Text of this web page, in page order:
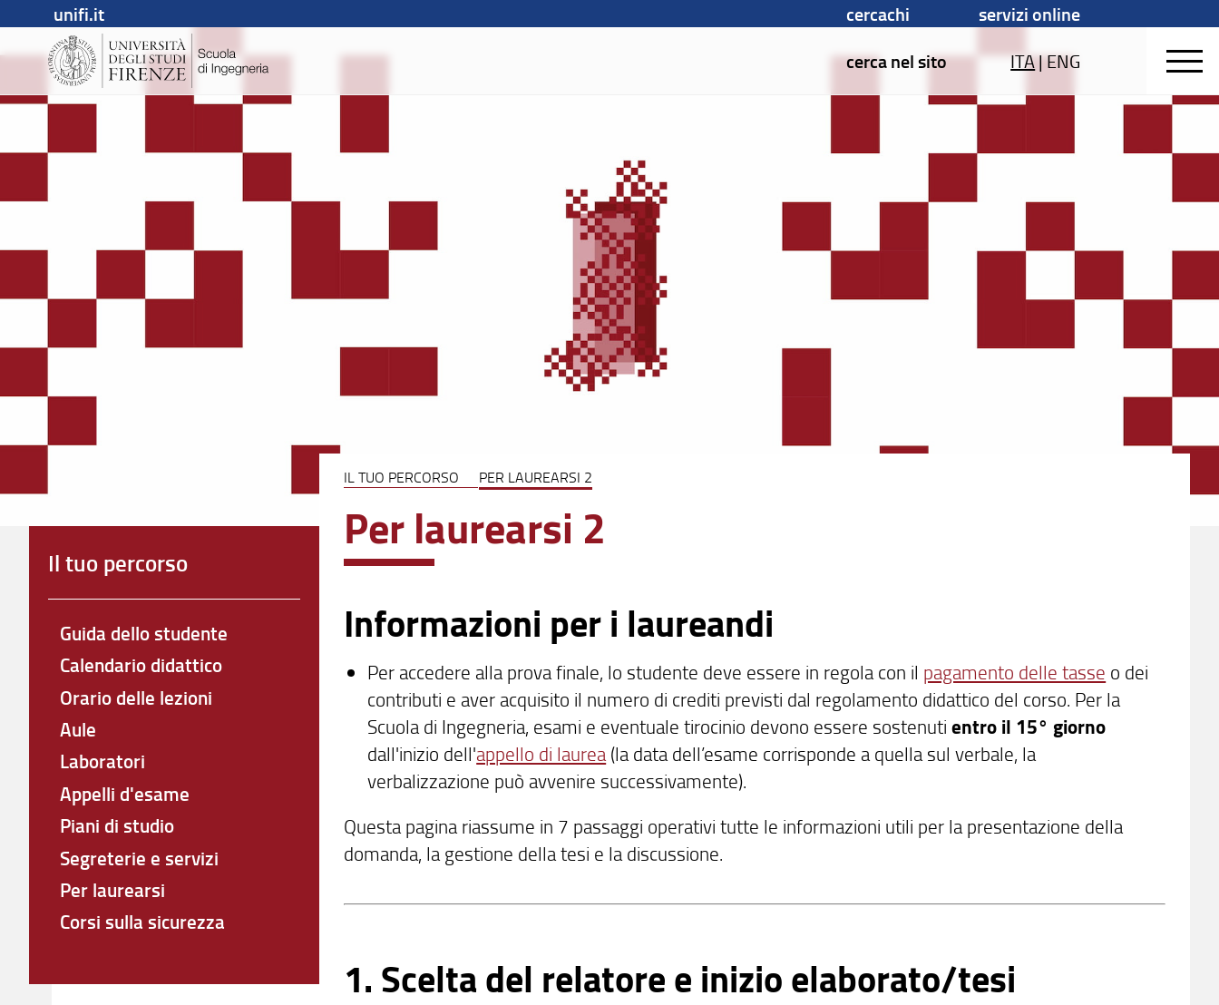
unifi.it cercachi
servizi online
cerca nel sito
ITA|ENG
IL TUO PERCORSO PER LAUREARSI 2
Per laurearsi 2
Informazioni per i laureandi
Per accedere alla prova finale, lo studente deve essere in regola con il pagamento delle tasse o dei
contributi e aver acquisito il numero di crediti previsti dal regolamento didattico del corso. Per la
Scuola di Ingegneria, esami e eventuale tirocinio devono essere sostenutientro il 15° giorno
dall'inizio dell'appello di laurea (la data dell’esame corrisponde a quella sul verbale, la
verbalizzazione può avvenire successivamente).
Questa pagina riassume in 7 passaggi operativi tutte le informazioni utili per la presentazione della
domanda, la gestione della tesi e la discussione.
1. Scelta del relatore e inizio elaborato/tesi
Il tuo percorso
Guida dello studente
Calendario didattico
Orario delle lezioni
Aule
Laboratori
Appelli d'esame
Piani di studio
Segreterie e servizi
Per laurearsi
Corsi sulla sicurezza